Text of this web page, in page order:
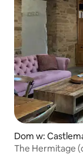
Dom w:
The Hermitage